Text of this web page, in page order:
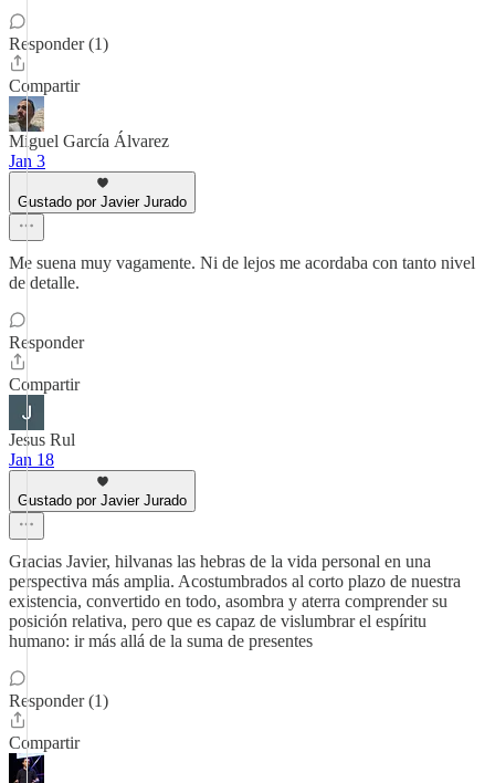
Responder (1)
Compartir
Miguel García Álvarez
Jan 3
Gustado por Javier Jurado
Me suena muy vagamente. Ni de lejos me acordaba con tanto nivel
de detalle.
Responder
Compartir
Jesus Rul
Jan 18
Gustado por Javier Jurado
Gracias Javier, hilvanas las hebras de la vida personal en una
perspectiva más amplia. Acostumbrados al corto plazo de nuestra
existencia, convertido en todo, asombra y aterra comprender su
posición relativa, pero que es capaz de vislumbrar el espíritu
humano: ir más allá de la suma de presentes
Responder (1)
Compartir